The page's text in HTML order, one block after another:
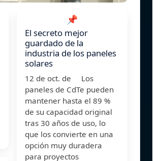
📌
El secreto mejor
guardado de la
industria de los paneles
solares
12 de oct. de Los
paneles de CdTe pueden
mantener hasta el 89 %
de su capacidad original
tras 30 años de uso, lo
que los convierte en una
opción muy duradera
para proyectos